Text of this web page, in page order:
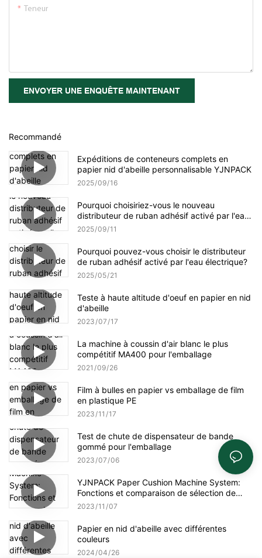
Teneur
ENVOYER UNE ENQUÊTE MAINTENANT
Recommandé
Expéditions de conteneurs complets en
papier nid d'abeille personnalisable YJNPACK
2025 09 16
Pourquoi choisiriez-vous le nouveau
distributeur de ruban adhésif activé par l'eau
amélioré NT-AT 3.0 ?
2025 09 11
Pourquoi pouvez-vous choisir le distributeur
de ruban adhésif activé par l'eau électrique?
2025 05 21
Teste à haute altitude d'oeuf en papier en nid
d'abeille
2023 07 17
La machine à coussin d'air blanc le plus
compétitif MA400 pour l'emballage
2021 09 26
Film à bulles en papier vs emballage de film
en plastique PE
2023 11 17
Test de chute de dispensateur de bande
gommé pour l'emballage
2023 07 06
YJNPACK Paper Cushion Machine System:
Fonctions et comparaison de sélection de
papier
2023 11 07
Papier en nid d'abeille avec différentes
couleurs
2024 04 26